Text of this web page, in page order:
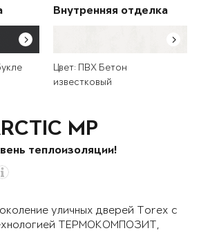
Внутренняя отделка
Цвет: ПВХ Бетон
известковый
MP
теплоизоляции!
уличных дверей Torex с
ТЕРМОКОМПОЗИТ,